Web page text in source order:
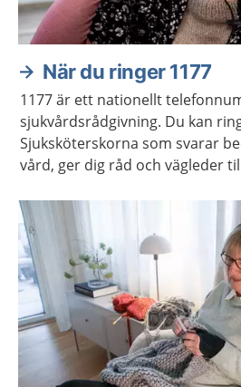
När du ringer 1177
1177 är ett nationellt
sjukvårdsrådgivning. Du kan
Sjuksköterskorna som svarar
vård, ger dig råd och vägleder